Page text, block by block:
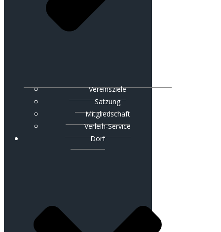
Vereinsziele
Satzung
Mitgliedschaft
Verleih-Service
Dorf